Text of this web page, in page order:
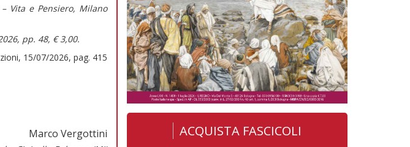
Vita e Pensiero, Milano
pp. 48, € 3,00.
15/07/2026, pag. 415
Marco Vergottini ACQUISTA FASCICOLI